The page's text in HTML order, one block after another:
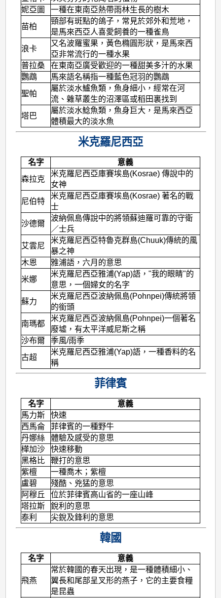
妮亞圖
一種在東南亞熱帶雨林生長的樹木
苗柏
頸部有斑點的鴿子，常見於郊外和荒地，
是馬來西亞人喜愛飼養的一種雀鳥
浪卡
又名波羅蜜果，黃色橢圓形狀，是馬來西
亞非常流行的一種水果
普拉桑
在東南亞廣受歡迎的一種甜美多汁的水果
鸚鵡
馬來語名稱指一種藍色冠羽的鸚鵡
聖帕
屬於淡水鱸魚類，魚身細小，經常在河
流、雜草叢生的沼澤區或稻田裏找到
塔巴
屬於淡水鯰魚類，魚身巨大，是馬來西亞
體積最大的淡水魚
米克羅尼西亞
名字
意義
森拉克
米克羅尼西亞庫賽埃島(Kosrae) 傳說中的
女神
尼伯特
米克羅尼西亞庫賽埃島(Kosrae) 著名的戰
士
沙德爾
波納佩島傳說中的將領蘇迪羅可靠的守衛
／士兵
艾雲尼
米克羅尼西亞特魯克群島(Chuuk)傳統的風
暴之神
木恩
雅浦語，六月的意思
米娜
米克羅尼西亞雅浦(Yap)語，"我的眼睛"的
意思，一個婦女的名字
蘇力
米克羅尼西亞波納佩島(Pohnpei)傳統將領
的銜頭
南瑪都
米克羅尼西亞波納佩島(Pohnpei)一個著名
廢墟，有太平洋威尼斯之稱
沙布爾
季風/雨季
古超
米克羅尼西亞雅浦(Yap)語，一種香料的名
稱
菲律賓
名字
意義
馬力斯
快速
西馬侖
菲律賓的一種野牛
丹娜絲
體驗及感受的意思
樺加沙
快速移動
黑格比
鞭打的意思
紫檀
一種喬木；紫檀
盧碧
殘酷、兇猛的意思
阿穆丘
位於菲律賓高山省的一座山峰
塔拉斯
銳利的意思
泰利
尖銳及鋒利的意思
韓國
名字 意義
飛燕
常於韓國的春天出現，是一種體積細小、
翼長和尾部呈叉形的燕子，它的主要食糧
是昆蟲